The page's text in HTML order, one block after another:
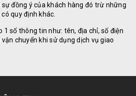
đồng ý của khách hàng đó trừ những
quy định khác.
1 số thông tin như: tên, địa chỉ, số điện
chuyển khi sử dụng dịch vụ giao